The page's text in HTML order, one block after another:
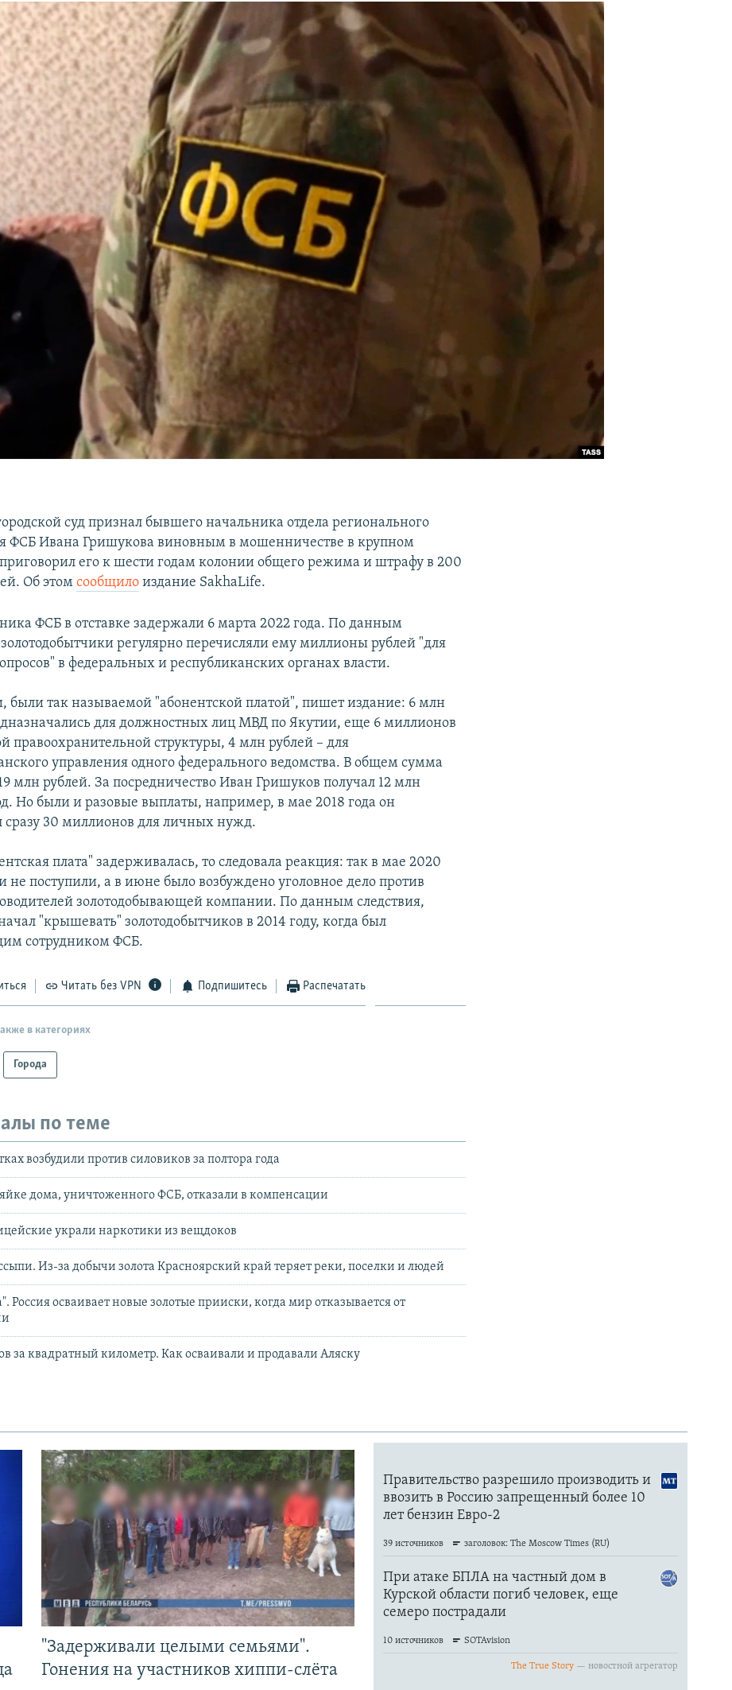
суд признал бывшего начальника отдела регионального
ФСБ Ивана Гришукова виновным в мошенничестве в крупном
его к шести годам колонии общего режима и штрафу в 200
Об этомсообщило издание SakhaLife.
ФСБ в отставке задержали 6 марта 2022 года. По данным
золотодобытчики регулярно перечисляли ему миллионы рублей "для
в федеральных и республиканских органах власти.
были так называемой "абонентской платой", пишет издание: 6 млн
для должностных лиц МВД по Якутии, еще 6 миллионов
правоохранительной структуры, 4 млн рублей – для
управления одного федерального ведомства. В общем сумма
млн рублей. За посредничество Иван Гришуков получал 12 млн
Но были и разовые выплаты, например, в мае 2018 года он
сразу 30 миллионов для личных нужд.
плата" задерживалась, то следовала реакция: так в мае 2020
не поступили, а в июне было возбуждено уголовное дело против
золотодобывающей компании. По данным следствия,
"крышевать" золотодобытчиков в 2014 году, когда был
сотрудником ФСБ.
Читать без VPN Подпишитесь Распечатать
в категориях
Города
по теме
возбудили против силовиков за полтора года
дома, уничтоженного ФСБ, отказали в компенсации
украли наркотики из вещдоков
Из-за добычи золота Красноярский край теряет реки, поселки и людей
Россия осваивает новые золотые прииски, когда мир отказывается от
за квадратный километр. Как осваивали и продавали Аляску
"Задерживали целыми семьями".
Гонения на участников хиппи-слёта